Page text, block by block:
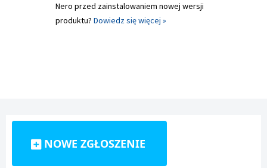
Nero przed zainstalowaniem nowej wersji
produktu? Dowiedz się więcej »
NOWE ZGŁOSZENIE